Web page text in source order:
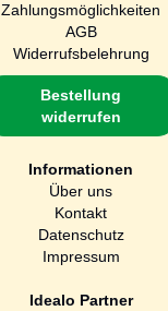
Zahlungsmöglichkeiten
AGB
Widerrufsbelehrung
Bestellung
widerrufen
Informationen
Über uns
Kontakt
Datenschutz
Impressum
Idealo Partner